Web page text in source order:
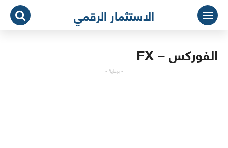
التجاوز
المحتوى
الاستثمار الرقمي
الفوركس – FX
- برعاية -